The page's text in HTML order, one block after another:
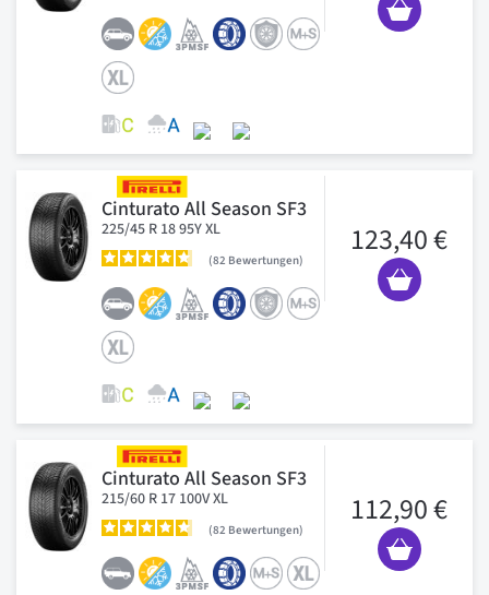
Cinturato All Season SF3
225/45 R 18 95Y XL
82 Bewertungen
123,40 €
Cinturato All Season SF3
215/60 R 17 100V XL
82 Bewertungen
112,90 €